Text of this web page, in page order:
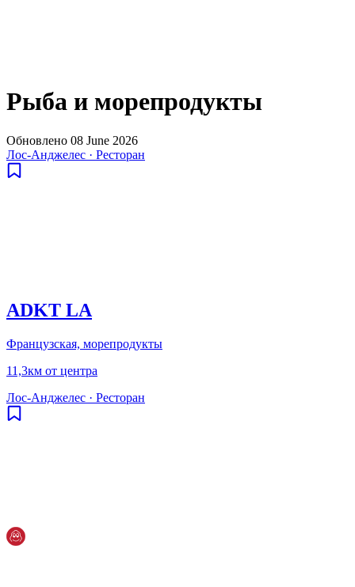
Рыба и морепродукты
Обновлено 08 June 2026
Лос-Анджелес · Ресторан
ADKT LA
Французская, морепродукты
11,3км от центра
Лос-Анджелес · Ресторан